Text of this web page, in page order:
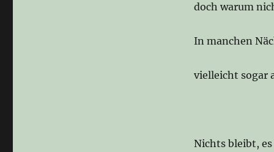
doch warum
In manchen
vielleicht sogar
Nichts bleibt,